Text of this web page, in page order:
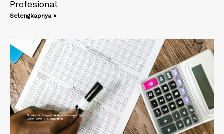
Profesional
Selengkapnya »